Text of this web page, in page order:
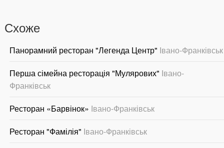
Схоже
Панорамний ресторан "Легенда Центр" Івано-Франківськ
Перша сімейна ресторація "Мулярових" Івано-
Франківськ
Ресторан «Барвінок» Івано-Франківськ
Ресторан "Фамілія" Івано-Франківськ